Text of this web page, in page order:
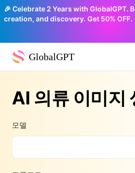
🎉 Celebrate 2 Years with GlobalGPT.
creation, and discovery. Get 50% OFF.
GlobalGPT
AI 의류 이미지
모델